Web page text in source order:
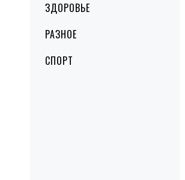
ЗДОРОВЬЕ
РАЗНОЕ
СПОРТ